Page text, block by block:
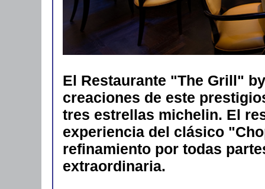
El Restaurante "The Grill"
creaciones de este
tres estrellas michelin. El
experiencia del clásico
refinamiento por todas
extraordinaria.